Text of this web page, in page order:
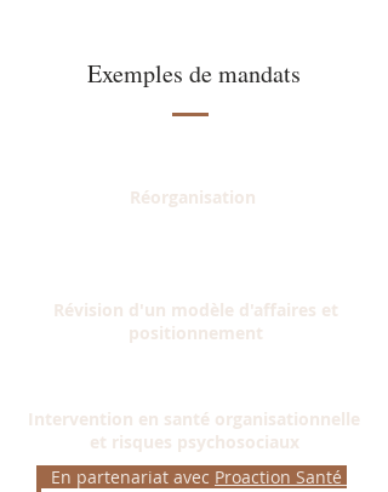
Exemples de mandats
Réorganisation
Révision d'un modèle d'affaires et
positionnement
Intervention en santé organisationnelle
et risques psychosociaux
En partenariat avec Proaction Santé